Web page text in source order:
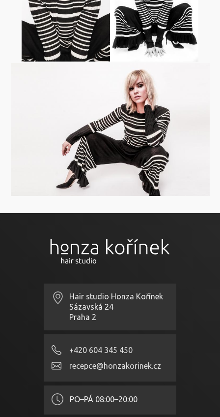
Hair studio Honza Kořínek
Sázavská 24
Praha 2
+420 604 345 450
recepce@honzakorinek.cz
PO–PÁ 08:00–20:00